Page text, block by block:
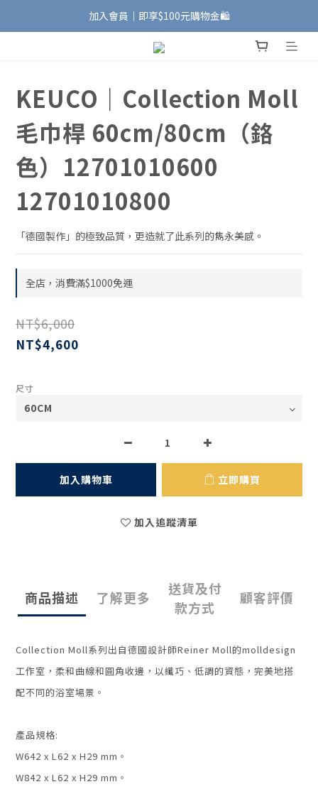
加入會員｜即享$100元購物金🛍️
加入會員｜即享$100元購物金🛍️
安裝維修服務｜Line ID @885wywfl
加入會員｜即享$100元購物金🛍️
KEUCO｜Collection Moll
毛巾桿 60cm/80cm（鉻
色）12701010600
12701010800
「德國製作」的極致品質，更造就了此系列的雋永美感。
全店，消費滿$1000免運
NT$6,000
NT$4,600
尺寸
加入購物車 立即購買
加入追蹤清單
商品描述 了解更多
送貨及付
款方式
顧客評價
Collection Moll系列出自德國設計師Reiner Moll的molldesign
工作室， 柔和曲線和圓角收邊，以纖巧、低調的資態，完美地搭
配不同的浴室場景。
產品規格:
W642 x L62 x H29 mm。
W842 x L62 x H29 mm。